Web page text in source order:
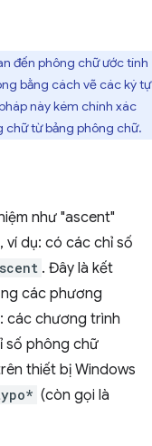
đến phông chữ ước tính
bằng cách vẽ các ký tự
này kém chính xác
chữ từ bảng phông chữ.
như "ascent"
ví dụ: có các chỉ số
. Đây là kết
các phương
các chương trình
số phông chữ
thiết bị Windows
(còn gọi là